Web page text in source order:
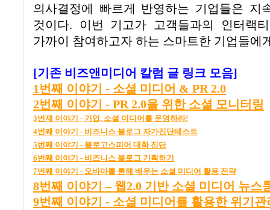
의사결정에 빠르게 반영하는 기업들은 지
것이다.
이번 기고가 고객들과의 인터랙
가까이 참여하고자 하는 스마트한 기업들에
[기존 비즈앤미디어 칼럼 글 링크 모음]
1 번째 이야기 - 소셜 미디어 & PR 2.0
2번째 이야기 - PR 2.0을 위한 소셜 모니터링
3번재 이야기 - 기업, 소셜 미디어를 운영하라!
4번째 이야기 - 비즈니스 블로그 자가진단테스트
5번째 이야기 - 블로고스피어 대화 진단
6번째 이야기 - 비즈니스 블로그 기획하기
7번째 이야기 - 오바마를 통해 배우는 소셜 미디어 활용 전략
8번째 이 야기 – 웹2.0 기 반 소셜 미 디어 뉴스
9번째 이야기 - 소셜 미디어를 활용한 위기